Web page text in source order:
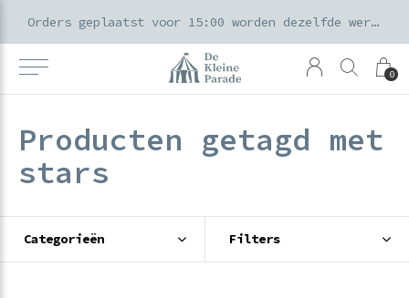
0
Orders geplaatst voor 15:00 worden dezelfde werkdag verzonden
Producten getagd met
stars
Categorieën Filters